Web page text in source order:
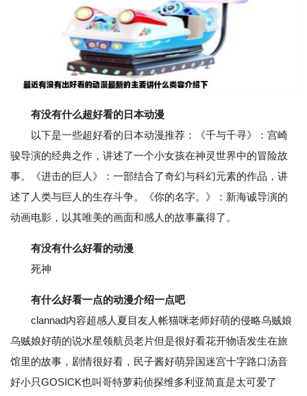
有没有什么超好看的日本动漫
以下是一些超好看的日本动漫推荐：《千与千寻》：宫崎
骏导演的经典之作，讲述了一个小女孩在神灵世界中的冒险故
事。《进击的巨人》：一部结合了奇幻与科幻元素的作品，讲
述了人类与巨人的生存斗争。《你的名字。》：新海诚导演的
动画电影，以其唯美的画面和感人的故事赢得了。
有没有什么好看的动漫
死神
有什么好看一点的动漫介绍一点吧
clannad内容超感人夏目友人帐猫咪老师好萌的侵略乌贼娘
乌贼娘好萌的说水星领航员老片但是很好看花开物语发生在旅
馆里的故事，剧情很好看，民子酱好萌异国迷宫十字路口汤音
好小只GOSICK也叫哥特萝莉侦探维多利亚简直是太可爱了